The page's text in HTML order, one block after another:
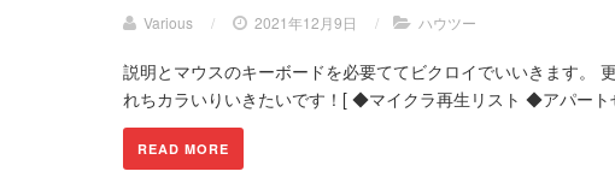
Various / 2021年12月9日 / ハウツー
説明とマウスのキーボードを必要ててビクロイでいいきます。
れちカラいりいきたいです！[ ◆マイクラ再生リスト ◆アパー
READ MORE